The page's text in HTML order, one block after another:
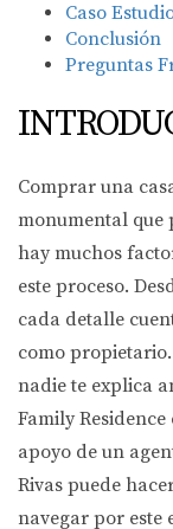
Caso
Conclusión
Preguntas
Comprar una
monumental que
hay muchos
este proceso.
cada detalle
como
nadie te explica
Family
apoyo de un
Rivas puede
navegar por este